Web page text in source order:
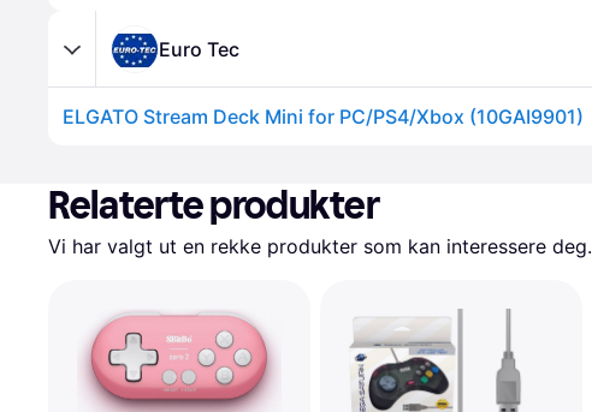
Euro Tec
ELGATO Stream Deck Mini for PC/PS4/Xbox (10GAI9901)
Relaterte produkter
Vi har valgt ut en rekke produkter som kan interessere deg.